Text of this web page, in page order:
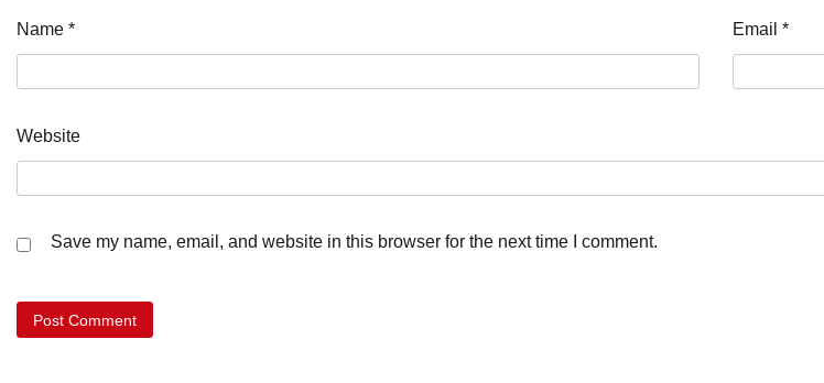
Name * Email *
Website
Save my name, email, and website in this browser for the next time I comment.